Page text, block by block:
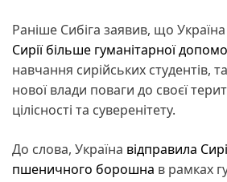
Раніше Сибіга заявив, що Україна
Сирії більше гуманітарної
навчання сирійських студентів,
нової влади поваги до своєї
цілісності та суверенітету.
До слова, Україна відправила
пшеничного борошна в рамках